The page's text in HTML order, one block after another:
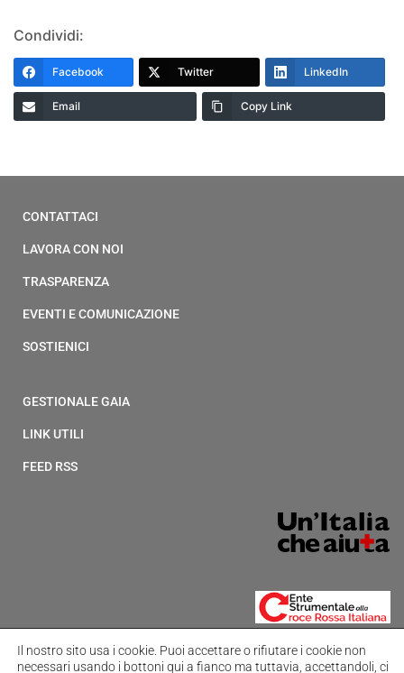
Condividi:
Facebook Twitter LinkedIn
Email Copy Link
CONTATTACI
LAVORA CON NOI
TRASPARENZA
EVENTI E COMUNICAZIONE
SOSTIENICI
GESTIONALE GAIA
LINK UTILI
FEED RSS
Il nostro sito usa i cookie. Puoi accettare o rifiutare i cookie non
necessari usando i bottoni qui a fianco ma tuttavia, accettandoli, ci